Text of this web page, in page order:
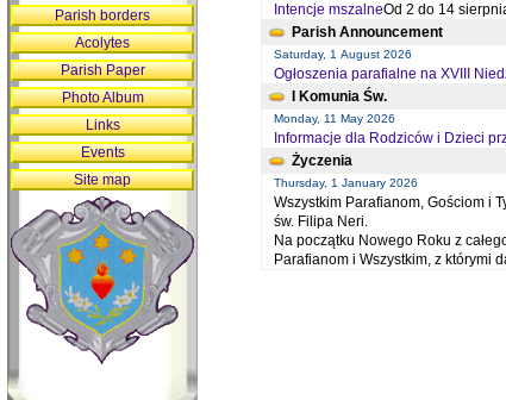
Intencje mszalneOd 2 do 14
Parish Announcement
Saturday, 1 August 2026
Ogłoszenia parafialne na XVIII
I Komunia Św.
Monday, 11 May 2026
Informacje dla Rodziców i Dzieci
Życzenia
Thursday, 1 January 2026
Wszystkim Parafianom, Gościom i
św. Filipa Neri.
Na początku Nowego Roku z
Parafianom i Wszystkim, z którymi
Parish borders
Acolytes
Parish Paper
Photo Album
Links
Events
Site map